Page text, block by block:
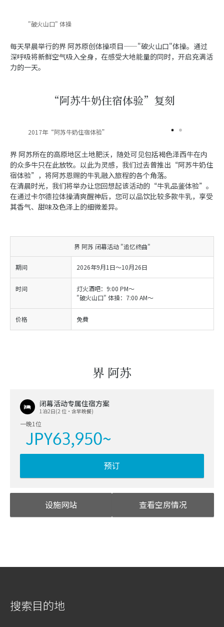
"破火山口" 体操
每天早晨举行的界 阿苏原创体操项目——"破火山口"体操。通过
深呼吸将新鲜空气吸入全身，在感受大地能量的同时，开启充满活
力的一天。
“阿苏牛奶住宿体验”复刻
2017年“阿苏牛奶住宿体验”
界 阿苏所在的高原地区土地肥沃，随处可见包括褐色泽西牛在内
的众多牛只在此放牧。以此为灵感，我们过去曾推出“阿苏牛奶住
宿体验”，将阿苏恩赐的牛乳融入旅程的各个角落。
在清晨时光，我们将举办让您回想起该活动的“牛乳品鉴体验”。
在通过卡尔德拉体操清爽醒神后，您可以品饮比较多款牛乳，享受
其香气、甜味及色泽上的细微差异。
界 阿苏 闭幕活动 "追忆终曲"
期间 2026年9月1日～10月26日
时间
灯火酒吧：9:00 PM～
"破火山口" 体操：7:00 AM～
价格 免費
界 阿苏
闭幕活动专属住宿方案
1泊2日(2 位・含早晚餐)
一晚1位
JPY63,950~
预订
设施网站 查看空房情况
搜索目的地